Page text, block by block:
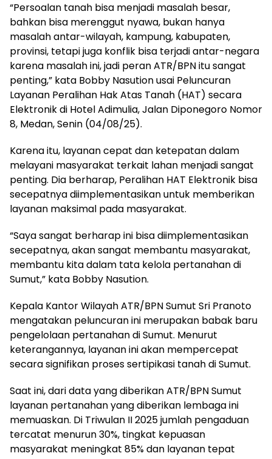
“Persoalan tanah bisa menjadi masalah besar,
bahkan bisa merenggut nyawa, bukan hanya
masalah antar-wilayah, kampung, kabupaten,
provinsi, tetapi juga konflik bisa terjadi antar-negara
karena masalah ini, jadi peran ATR/BPN itu sangat
penting,” kata Bobby Nasution usai Peluncuran
Layanan Peralihan Hak Atas Tanah (HAT) secara
Elektronik di Hotel Adimulia, Jalan Diponegoro Nomor
8, Medan, Senin (04/08/25).
Karena itu, layanan cepat dan ketepatan dalam
melayani masyarakat terkait lahan menjadi sangat
penting. Dia berharap, Peralihan HAT Elektronik bisa
secepatnya diimplementasikan untuk memberikan
layanan maksimal pada masyarakat.
“Saya sangat berharap ini bisa diimplementasikan
secepatnya, akan sangat membantu masyarakat,
membantu kita dalam tata kelola pertanahan di
Sumut,” kata Bobby Nasution.
Kepala Kantor Wilayah ATR/BPN Sumut Sri Pranoto
mengatakan peluncuran ini merupakan babak baru
pengelolaan pertanahan di Sumut. Menurut
keterangannya, layanan ini akan mempercepat
secara signifikan proses sertipikasi tanah di Sumut.
Saat ini, dari data yang diberikan ATR/BPN Sumut
layanan pertanahan yang diberikan lembaga ini
memuaskan. Di Triwulan II 2025 jumlah pengaduan
tercatat menurun 30%, tingkat kepuasan
masyarakat meningkat 85% dan layanan tepat